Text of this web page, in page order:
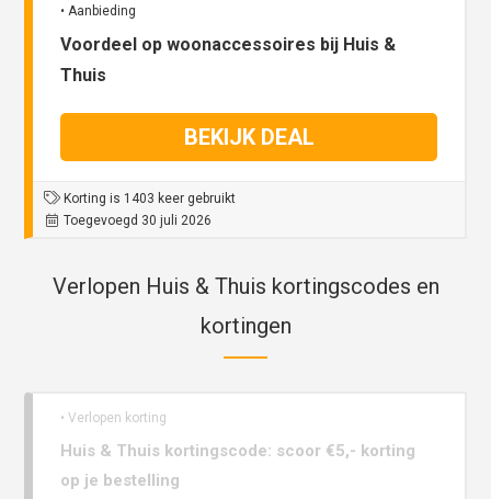
• Aanbieding
Voordeel op woonaccessoires bij Huis &
Thuis
BEKIJK DEAL
Korting is 1403 keer gebruikt
Toegevoegd 30 juli 2026
Verlopen Huis & Thuis kortingscodes en
kortingen
• Verlopen korting
Huis & Thuis kortingscode: scoor €5,- korting
op je bestelling